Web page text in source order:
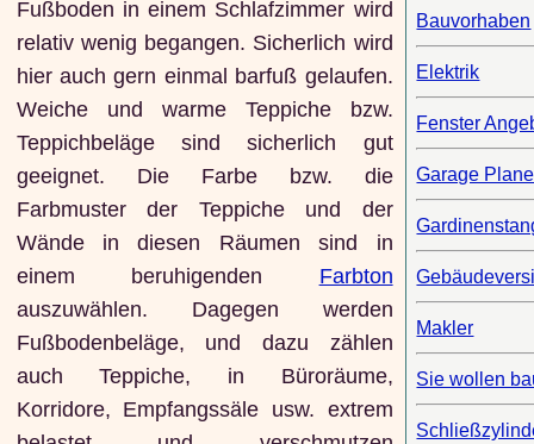
Fußboden in einem Schlafzimmer wird
relativ wenig begangen. Sicherlich wird
hier auch gern einmal barfuß gelaufen.
Weiche und warme Teppiche bzw.
Teppichbeläge sind sicherlich gut
geeignet. Die Farbe bzw. die
Farbmuster der Teppiche und der
Wände in diesen Räumen sind in
einem beruhigenden Farbton
auszuwählen. Dagegen werden
Fußbodenbeläge, und dazu zählen
auch Teppiche, in Büroräume,
Korridore, Empfangssäle usw. extrem
Bauvorhaben
Elektrik
Fenster
Garage
Makler
Sie wollen